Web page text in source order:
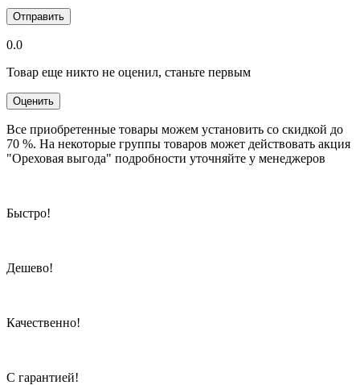
Отправить
0.0
Товар еще никто не оценил, станьте первым
Оценить
Все приобретенные товары можем установить со скидкой до
70 %. На некоторые группы товаров может действовать акция
"Ореховая выгода" подробности уточняйте у менеджеров
Быстро!
Дешево!
Качественно!
С гарантией!